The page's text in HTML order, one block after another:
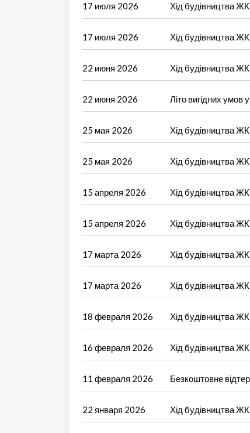
17 июля 2026 Хід будівництва ЖК
17 июля 2026 Хід будівництва ЖК
22 июня 2026 Хід будівництва ЖК
22 июня 2026 Літо вигідних умов
25 мая 2026 Хід будівництва ЖК
25 мая 2026 Хід будівництва ЖК
15 апреля 2026 Хід будівництва ЖК
15 апреля 2026 Хід будівництва ЖК
17 марта 2026 Хід будівництва ЖК
17 марта 2026 Хід будівництва ЖК
18 февраля 2026 Хід будівництва ЖК
16 февраля 2026 Хід будівництва ЖК
11 февраля 2026 Безкоштовне
22 января 2026 Хід будівництва ЖК